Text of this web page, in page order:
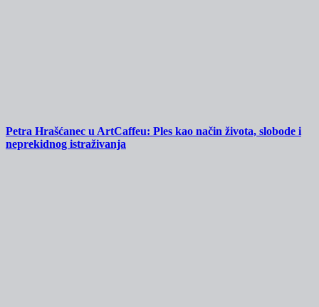
Petra Hrašćanec u ArtCaffeu: Ples kao način života, slobode i
neprekidnog istraživanja